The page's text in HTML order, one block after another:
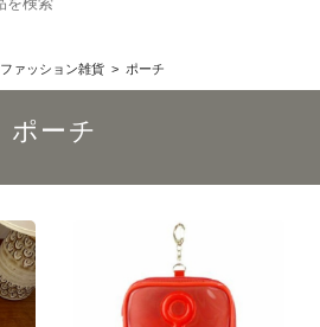
ファッション雑貨 ポーチ
ポーチ